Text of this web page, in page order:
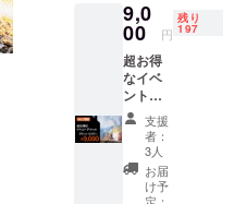
栽培に
て生産
された
ものに
なりま
す。 さ
つまい
もは山
梨県の
八ヶ岳
周辺で
9,0
00 円
残り
197
超お得
なイベ
ントチ
ケッ
ト 200
人限
定
2000円
支援
者：
3人
お届
け予